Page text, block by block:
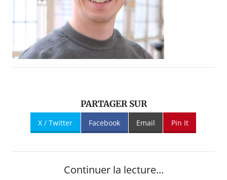
PARTAGER SUR
X / Twitter Facebook Email Pin It
Continuer la lecture...